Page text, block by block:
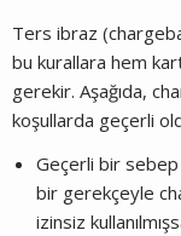
Ters ibraz
bu kurallara hem
gerekir. Aşağıda,
koşullarda geçerli
Geçerli bir sebep
bir gerekçeyle
izinsiz